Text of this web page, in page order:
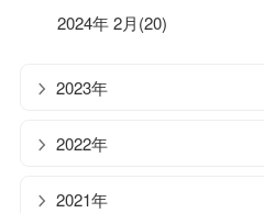
2024年 2月(20)
2023年
2022年
2021年